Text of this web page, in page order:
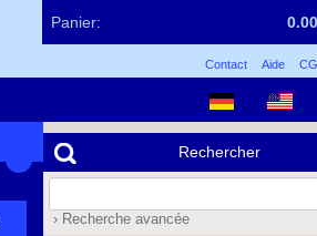
Panier:
Contact Aide
Rechercher
› Recherche avancée